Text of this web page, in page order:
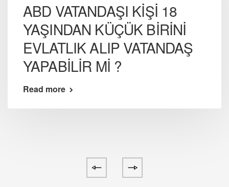
ABD VATANDAŞI KİŞİ 18
YAŞINDAN KÜÇÜK BİRİNİ
EVLATLIK ALIP VATANDAŞ
YAPABİLİR Mİ ?
Read more